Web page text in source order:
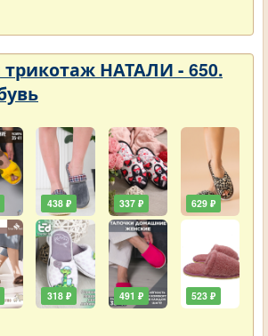
НАТАЛИ - 650.
438 ₽
318 ₽
337 ₽
491 ₽
629 ₽
523 ₽